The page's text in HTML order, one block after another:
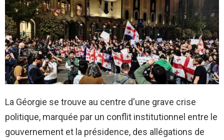
La Géorgie se trouve au centre d'une grave crise
politique, marquée par un conflit institutionnel entre le
gouvernement et la présidence, des allégations de